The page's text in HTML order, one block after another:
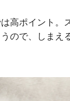
高ポイント。
ので、しまえ